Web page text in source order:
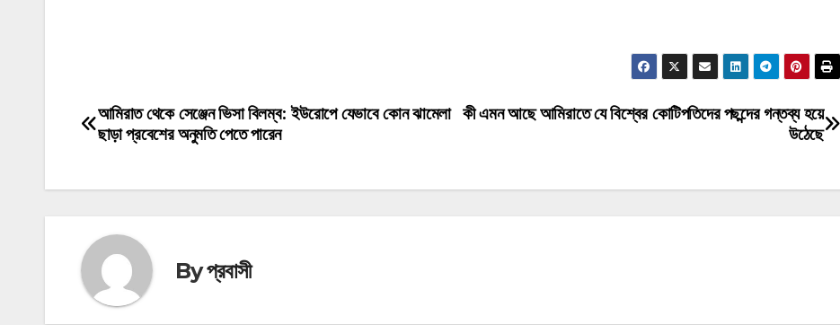
Post
কী এমন আছে আমিরাতে যে বিশ্বের কোটিপতিদের পছন্দের গন্তব্য হয়ে
উঠেছে
আমিরাত থেকে সেঞ্জেন ভিসা বিলম্ব: ইউরোপে যেভাবে কোন ঝামেলা
ছাড়া প্রবেশের অনুমতি পেতে পারেন
Byপ্রবাসী